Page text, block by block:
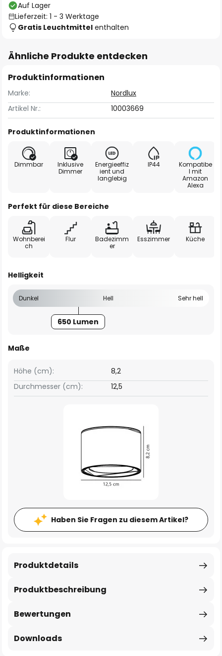
Auf Lager
Lieferzeit: 1 - 3 Werktage
Gratis Leuchtmittel enthalten
Ähnliche Produkte entdecken
Produktinformationen
Marke:
Nordlux
Artikel Nr.:
10003669
Produktinformationen
Dimmbar
Inklusive
Dimmer
Energieeffiz
ient und
langlebig
IP44
Kompatibe
l mit
Amazon
Alexa
Perfekt für diese Bereiche
Wohnberei
ch
Flur
Badezimm
er
Esszimmer Küche
Helligkeit
Dunkel Hell Sehr hell
650 Lumen
Maße
Höhe (cm):
8,2
Durchmesser (cm):
12,5
Haben Sie Fragen zu diesem Artikel?
Produktbeschreibung
Produktdetails
Bewertungen
Downloads